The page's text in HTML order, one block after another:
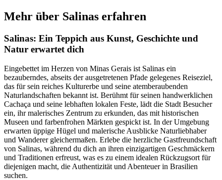
Mehr über Salinas erfahren
Salinas: Ein Teppich aus Kunst, Geschichte und
Natur erwartet dich
Eingebettet im Herzen von Minas Gerais ist Salinas ein
bezauberndes, abseits der ausgetretenen Pfade gelegenes Reiseziel,
das für sein reiches Kulturerbe und seine atemberaubenden
Naturlandschaften bekannt ist. Berühmt für seinen handwerklichen
Cachaça und seine lebhaften lokalen Feste, lädt die Stadt Besucher
ein, ihr malerisches Zentrum zu erkunden, das mit historischen
Museen und farbenfrohen Märkten gespickt ist. In der Umgebung
erwarten üppige Hügel und malerische Ausblicke Naturliebhaber
und Wanderer gleichermaßen. Erlebe die herzliche Gastfreundschaft
von Salinas, während du dich an ihren einzigartigen Geschmäckern
und Traditionen erfreust, was es zu einem idealen Rückzugsort für
diejenigen macht, die Authentizität und Abenteuer in Brasilien
suchen.